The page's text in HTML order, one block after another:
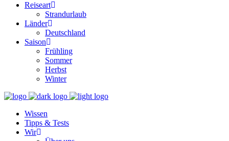
Reiseart
Strandurlaub
Länder
Deutschland
Saison
Frühling
Sommer
Herbst
Winter
Wissen
Tipps & Tests
Wir